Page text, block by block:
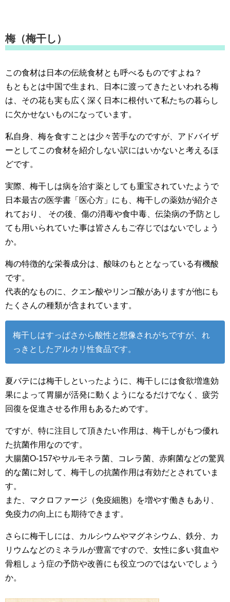
梅（梅干し）
この食材は日本の伝統食材とも呼べるものですよね？
もともとは中国で生まれ、日本に渡ってきたといわれる梅
は、その花も実も広く深く日本に根付いて私たちの暮らし
に欠かせないものになっています。
私自身、梅を食すことは少々苦手なのですが、アドバイザ
ーとしてこの食材を紹介しない訳にはいかないと考えるほ
どです。
実際、梅干しは病を治す薬としても重宝されていたようで
日本最古の医学書「医心方」にも、梅干しの薬効が紹介さ
れており、 その後、傷の消毒や食中毒、伝染病の予防とし
ても用いられていた事は皆さんもご存じではないでしょう
か。
梅の特徴的な栄養成分は、酸味のもととなっている有機酸
です。
代表的なものに、クエン酸やリンゴ酸がありますが他にも
たくさんの種類が含まれています。
梅干しはすっぱさから酸性と想像されがちですが、れ
っきとしたアルカリ性食品です。
夏バテには梅干しといったように、梅干しには食欲増進効
果によって胃腸が活発に動くようになるだけでなく、疲労
回復を促進させる作用もあるためです。
ですが、特に注目して頂きたい作用は、梅干しがもつ優れ
た抗菌作用なのです。
大腸菌O-157やサルモネラ菌、コレラ菌、赤痢菌などの驚異
的な菌に対して、梅干しの抗菌作用は有効だとされていま
す。
また、マクロファージ（免疫細胞）を増やす働きもあり、
免疫力の向上にも期待できます。
さらに梅干しには、カルシウムやマグネシウム、鉄分、カ
リウムなどのミネラルが豊富ですので、女性に多い貧血や
骨粗しょう症の予防や改善にも役立つのではないでしょう
か。